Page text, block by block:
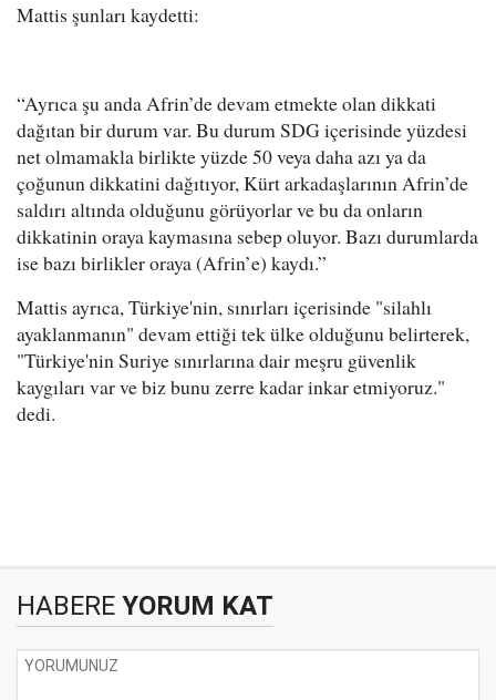
Mattis şunları kaydetti:
“Ayrıca şu anda Afrin’de devam etmekte olan dikkati
dağıtan bir durum var. Bu durum SDG içerisinde yüzdesi
net olmamakla birlikte yüzde 50 veya daha azı ya da
çoğunun dikkatini dağıtıyor, Kürt arkadaşlarının Afrin’de
saldırı altında olduğunu görüyorlar ve bu da onların
dikkatinin oraya kaymasına sebep oluyor. Bazı durumlarda
ise bazı birlikler oraya (Afrin’e) kaydı.”
Mattis ayrıca, Türkiye'nin, sınırları içerisinde "silahlı
ayaklanmanın" devam ettiği tek ülke olduğunu belirterek,
"Türkiye'nin Suriye sınırlarına dair meşru güvenlik
kaygıları var ve biz bunu zerre kadar inkar etmiyoruz."
dedi.
HABERE YORUM KAT